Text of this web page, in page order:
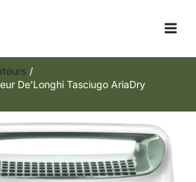
De’Longhi Tasciugo AriaDry